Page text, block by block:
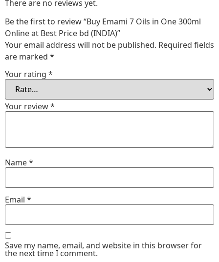
There are no reviews yet.
Be the first to review “Buy Emami 7 Oils in One 300ml
Online at Best Price bd (INDIA)”
Your email address will not be published. Required fields
are marked *
Your rating *
Your review*
Name*
Email *
Save my name, email, and website in this browser for
the next time I comment.